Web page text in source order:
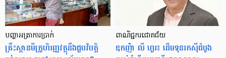
បញ្ហា​អត្រា​ការប្រាក់
គ្រឹះស្ថាន​មីក្រូ​ហិរញ្ញវត្ថុ​នឹង​ជួប​វិបត្តិ​
ពាណិជ្ជករជោគជ័យ
ឧកញ៉ា លី ហួរ៖ ដើមទុនរកស៊ីដំបូង